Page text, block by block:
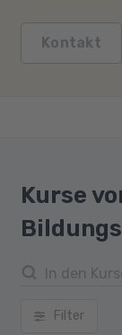
Kontakt
Kurse
Filter